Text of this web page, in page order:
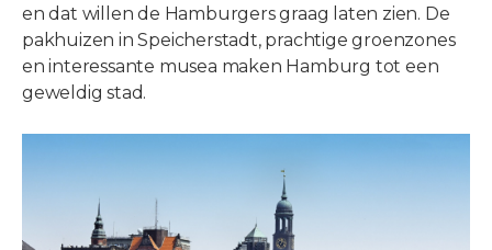
en dat willen de Hamburgers graag laten zien. De
pakhuizen in Speicherstadt, prachtige groenzones
en interessante musea maken Hamburg tot een
geweldig stad.